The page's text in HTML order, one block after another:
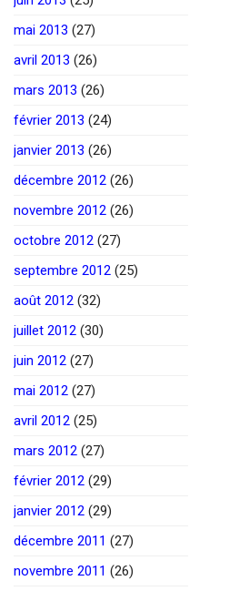
mai 2013 (27)
avril 2013 (26)
mars 2013 (26)
février 2013 (24)
janvier 2013 (26)
décembre 2012 (26)
novembre 2012 (26)
octobre 2012 (27)
septembre 2012 (25)
août 2012 (32)
juillet 2012 (30)
juin 2012 (27)
mai 2012 (27)
avril 2012 (25)
mars 2012 (27)
février 2012 (29)
janvier 2012 (29)
décembre 2011 (27)
novembre 2011 (26)